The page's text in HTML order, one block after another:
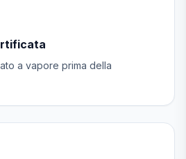
a vapore prima della